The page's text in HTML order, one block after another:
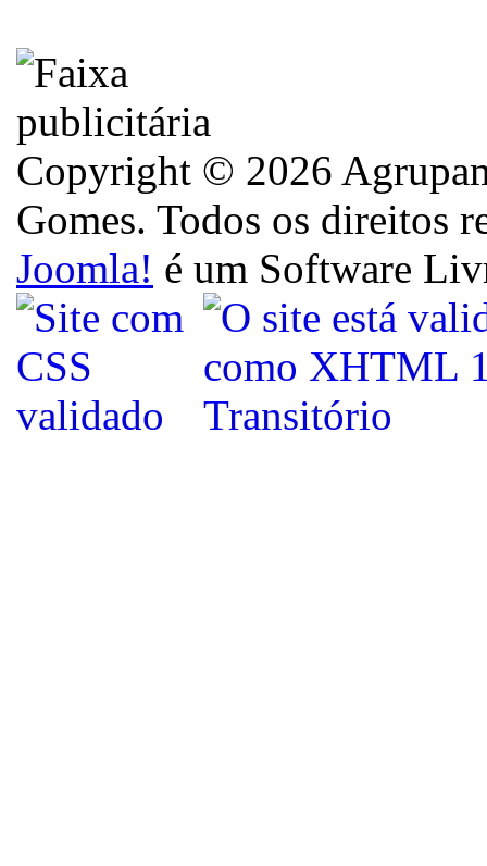
Copyright © 2026
Gomes. Todos os direitos
Joomla! é um Software